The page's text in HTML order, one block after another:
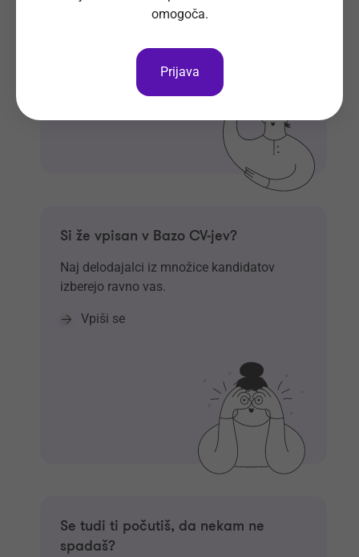
Si že vpisan v Bazo CV-jev?
Naj delodajalci iz množice kandidatov
izberejo ravno vas.
Vpiši se
Se tudi ti počutiš, da nekam ne
spadaš?
omogoča.
Prijava